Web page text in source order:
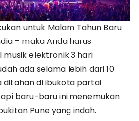
untuk Malam Tahun Baru
– maka Anda harus
elektronik 3 hari
ada selama lebih dari 10
ditahan di ibukota partai
baru-baru ini menemukan
Pune yang indah.